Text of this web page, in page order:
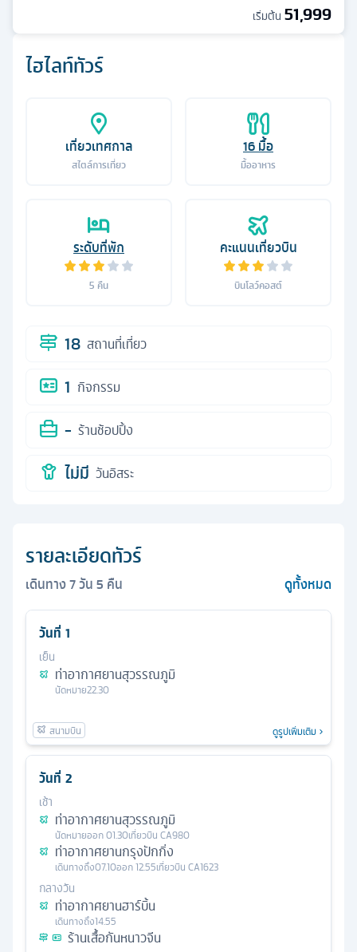
ไฮไลท์ทัวร์
เที่ยวเทศกาล
สไตล์การเที่ยว
16มื้อ
มื้ออาหาร
ระดับที่พัก
5 คืน
คะแนนเที่ยวบิน
บินโลว์คอสต์
18 สถานที่เที่ยว
1 กิจกรรม
- ร้านช้อปปิ้ง
ไม่มี วันอิสระ
รายละเอียดทัวร์
เดินทาง7วัน5 คืน ดูทั้งหมด
วันที่ 1
เย็น
ท่าอากาศยานสุวรรณภูมิ
นัดหมาย22.30
ดูรูปเพิ่มเติม
วันที่ 2
เช้า
ท่าอากาศยานสุวรรณภูมิ
นัดหมายออก01.30เที่ยวบิน CA980
ท่าอากาศยานกรุงปักกิ่ง
เดินทางถึง07.10ออก12.55เที่ยวบิน CA1623
กลางวัน
ท่าอากาศยานฮาร์บิ้น
เดินทางถึง14.55
ร้านเสื้อกันหนาวจีน
เริ่มต้น 51,999